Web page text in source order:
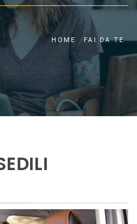
HOME FAI DA TE